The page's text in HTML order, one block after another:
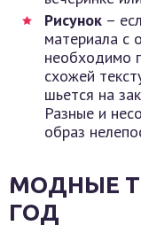
Рисунок –
материала с
необходимо
схожей
шьется на
Разные и
образ
МОДНЫЕ
ГОД